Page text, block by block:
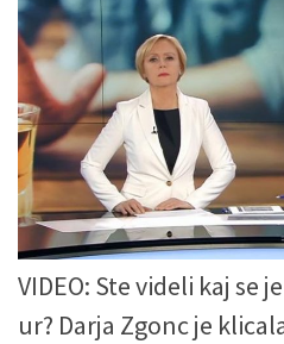
VIDEO: Ste videli kaj se
ur? Darja Zgonc je